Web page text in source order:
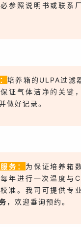
参照说明书或联系
培养箱的ULPA过滤
证气体洁净的关键，
做好记录。
务： 为保证培养箱
年进行一次温度与
准。我司可提供专
，欢迎垂询预约。